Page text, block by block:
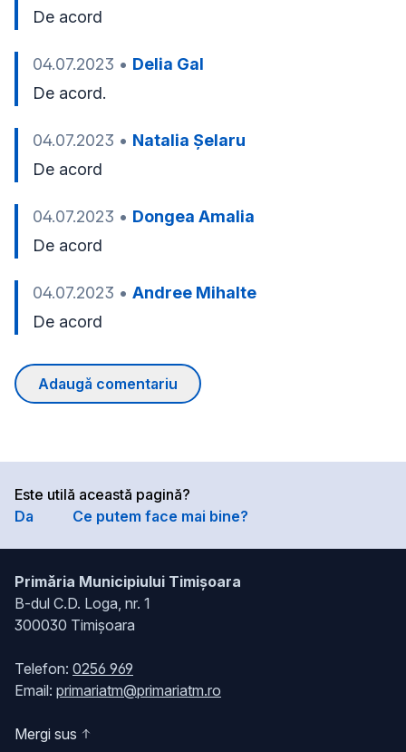
De acord
04.07.2023 • Delia Gal
De acord.
04.07.2023 • Natalia Șelaru
De acord
04.07.2023 • Dongea Amalia
De acord
04.07.2023 • Andree Mihalte
De acord
Adaugă comentariu
Este utilă această pagină?
Da
Ce putem face mai bine?
Primăria Municipiului Timișoara
B-dul C.D. Loga, nr. 1
300030 Timișoara
Telefon: 0256 969
Email: primariatm@primariatm.ro
Mergi sus